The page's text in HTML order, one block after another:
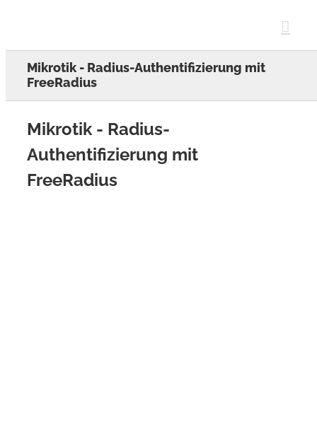
Mikrotik - Radius-Authentifizierung mit
FreeRadius
Mikrotik - Radius-
Authentifizierung mit
FreeRadius